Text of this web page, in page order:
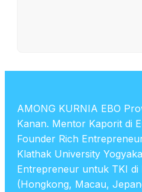
AMONG KURNIA EBO
Kanan. Mentor Kaporit di
Founder Rich
Klathak University
Entrepreneur untuk TKI di
(Hongkong, Macau,